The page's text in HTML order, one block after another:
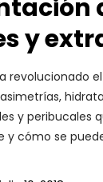
y
revolucionado
y peribucales
y cómo se